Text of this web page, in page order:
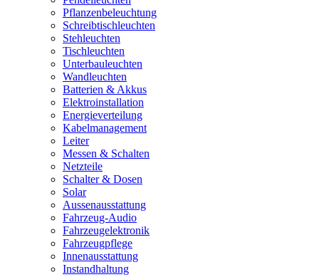
Pflanzenbeleuchtung
Schreibtischleuchten
Stehleuchten
Tischleuchten
Unterbauleuchten
Wandleuchten
Batterien & Akkus
Elektroinstallation
Energieverteilung
Kabelmanagement
Leiter
Messen & Schalten
Netzteile
Schalter & Dosen
Solar
Aussenausstattung
Fahrzeug-Audio
Fahrzeugelektronik
Fahrzeugpflege
Innenausstattung
Instandhaltung